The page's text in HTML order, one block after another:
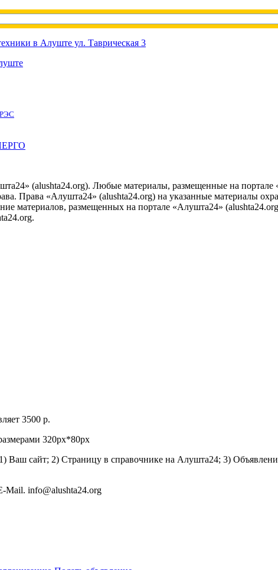
(alushta24.org). Любые материалы, размещенные на
Права «Алушта24» (alushta24.org) на указанные материалы
материалов, размещенных на портале «Алушта24»
3500 р.
320px*80px
Ваш сайт; 2) Страницу в справочнике на Алушта24; 3)
Mail. info@alushta24.org